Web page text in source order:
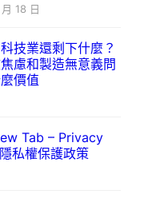
18 日
技業還剩下什麼？
慮和製造無意義問
價值
Tab – Privacy
私權保護政策